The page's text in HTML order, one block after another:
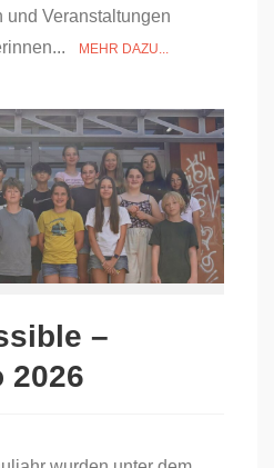
und Veranstaltungen
MEHR DAZU...
–
2026